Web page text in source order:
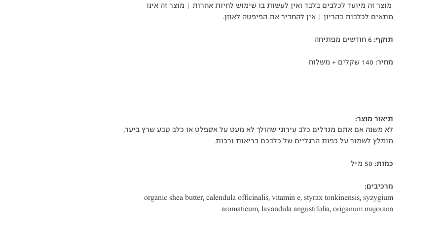
מוצר זה מיועד לכלבים בלבד ואין לעשות בו שימוש לחיות אחרות | מוצר זה אינו
מתאים לכלבות בהריון | אין להחדיר את הפיפטה לאוזן.
תוקף:
מחיר:
תיאור מוצר:
לא משנה אם אתם מגדלים כלב עירוני שהולך לא מעט על אספלט או כלב טבע שרץ ביער,
מומלץ לשמור על כפות הרגליים של כלבכם בריאות ורכות.
כמות:
מרכיבים:
organic shea butter, calendula officinalis, vitamin e, styrax tonkinensis, syzygium
aromaticum, lavandula angustifolia, origanum majorana